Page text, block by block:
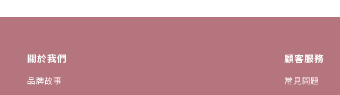
關於我們
品牌故事
顧客服務
常見問題